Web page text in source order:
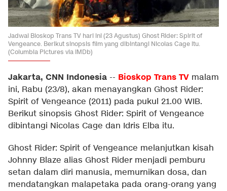
Jadwal Bioskop Trans TV hari ini (23 Agustus) Ghost Rider: Spirit of
Vengeance. Berikut sinopsis film yang dibintangi Nicolas Cage itu.
(Columbia Pictures via IMDb)
Jakarta, CNN Indonesia -- Bioskop Trans TV malam
ini, Rabu (23/8), akan menayangkan Ghost Rider:
Spirit of Vengeance (2011) pada pukul 21.00 WIB.
Berikut sinopsis Ghost Rider: Spirit of Vengeance
dibintangi Nicolas Cage dan Idris Elba itu.
Ghost Rider: Spirit of Vengeance melanjutkan kisah
Johnny Blaze alias Ghost Rider menjadi pemburu
setan dalam diri manusia, memurnikan dosa, dan
mendatangkan malapetaka pada orang-orang yang